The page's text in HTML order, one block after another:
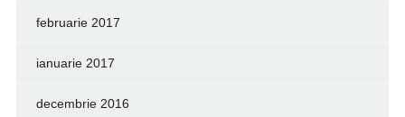
februarie 2017
ianuarie 2017
decembrie 2016